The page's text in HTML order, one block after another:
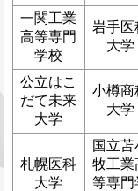
一関工業
高等専門
学校
岩手医
大学
公立はこ
だて未来
大学
小樽商
大学
札幌医科
大学
国立苫
牧工業
等専門